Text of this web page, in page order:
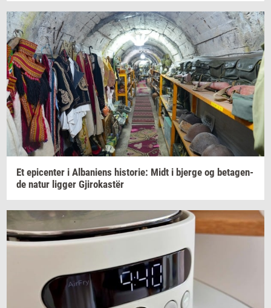
Et epi­cen­ter i Al­ba­ni­ens hi­sto­rie: Midt i bjer­ge og be­ta­gen­
de natur lig­ger Gjirokastër